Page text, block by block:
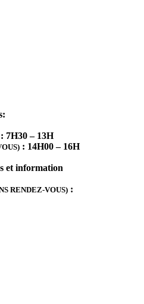
: 7H30 – 13H
: 14H00 – 16H
et information
RENDEZ-VOUS) :